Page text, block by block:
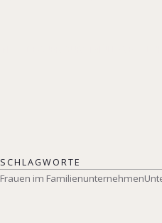
SCHLAGWORTE
Frauen im Familienunternehmen